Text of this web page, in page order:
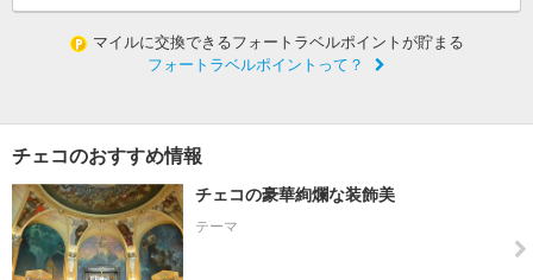
マイルに交換できるフォートラベルポイントが貯まる
フォートラベルポイントって？
チェコのおすすめ情報
チェコの豪華絢爛な装飾美
テーマ